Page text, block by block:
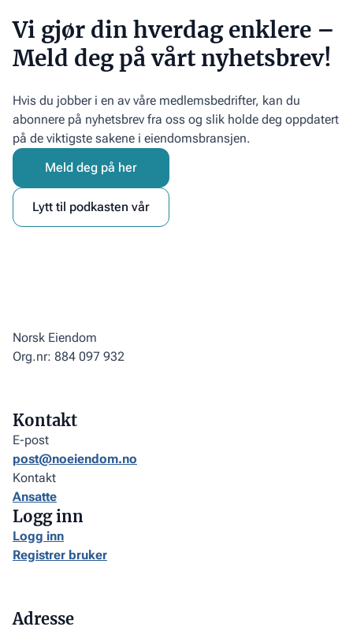
Vi gjør din hverdag enklere –
Meld deg på vårt nyhetsbrev!
Hvis du jobber i en av våre medlemsbedrifter, kan du
abonnere på nyhetsbrev fra oss og slik holde deg oppdatert
på de viktigste sakene i eiendomsbransjen.
Meld deg på her
Lytt til podkasten vår
Norsk Eiendom
Org.nr: 884 097 932
Kontakt
E-post
post@noeiendom.no
Kontakt
Ansatte
Logg inn
Logg inn
Registrer bruker
Adresse